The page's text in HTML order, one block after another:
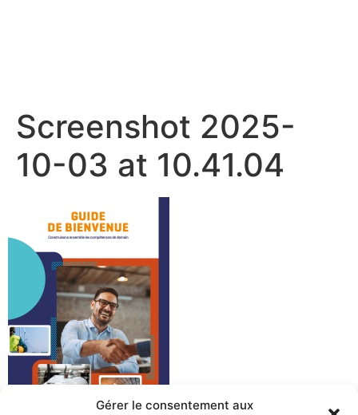
Gérer le consentement aux
Screenshot 2025-
10-03 at 10.41.04